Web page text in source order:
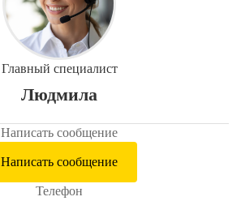
Главный специалист
Людмила
Написать сообщение
Написать сообщение
Телефон